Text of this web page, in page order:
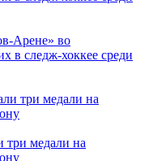
Арене» во
в следж-хоккее среди
три медали на